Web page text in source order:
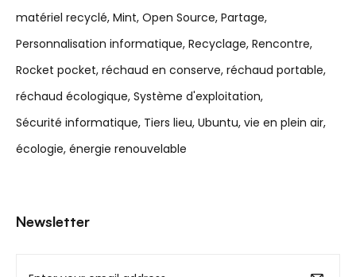
matériel recyclé Mint Open Source Partage
Personnalisation informatique Recyclage Rencontre
Rocket pocket réchaud en conserve réchaud portable
réchaud écologique Système d'exploitation
Sécurité informatique Tiers lieu Ubuntu vie en plein air
écologie énergie renouvelable
Newsletter